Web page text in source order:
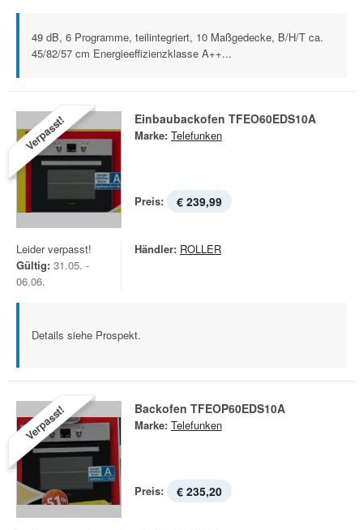
49 dB, 6 Programme, teilintegriert, 10 Maßgedecke, B/H/T ca.
45/82/57 cm Energieeffizienzklasse A++...
Verpasst! Einbaubackofen TFEO60EDS10A
Marke: Telefunken
Preis: € 239,99
Leider verpasst!
Gültig: 31.05. -
06.06.
Händler: ROLLER
Details siehe Prospekt.
Verpasst! Backofen TFEOP60EDS10A
Marke: Telefunken
Preis: € 235,20